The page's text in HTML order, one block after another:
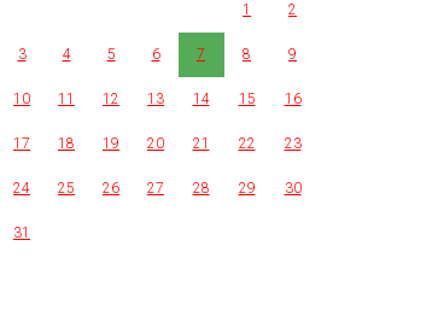
1
2
3 4 5 6 7 8 9
10 11 12 13 14 15 16
17 18 19 20 21 22 23
24 25 26 27 28 29 30
31